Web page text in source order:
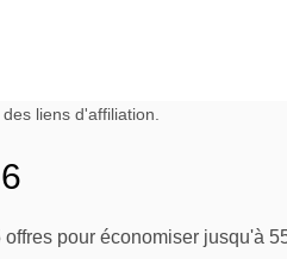
liens d'affiliation.
pour économiser jusqu'à